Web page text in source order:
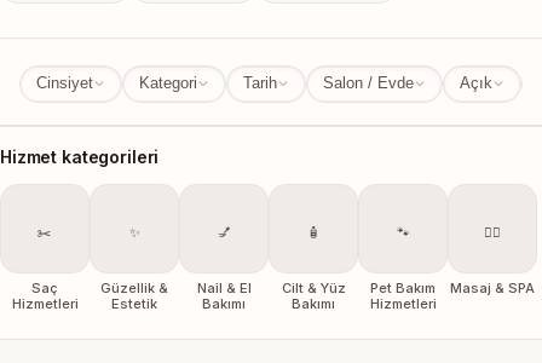
Cinsiyet Kategori Tarih Salon / Evde Açık
Hizmet kategorileri
✂️
Saç
Hizmetleri
✨
Güzellik &
Estetik
💅
Nail & El
Bakımı
🧴
Cilt & Yüz
Bakımı
🐾
Pet Bakım
Hizmetleri
💆‍♀️
Masaj & SPA